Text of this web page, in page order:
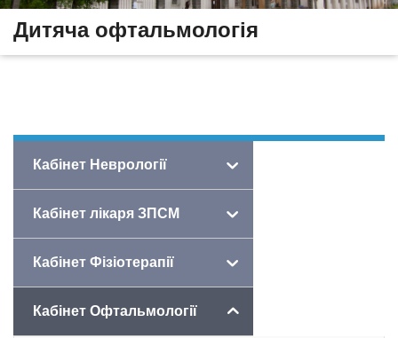
Дитяча офтальмологія
Наші процедури
Кабінет Неврології
Кабінет лікаря ЗПСМ
Кабінет Фізіотерапії
Кабінет Офтальмології